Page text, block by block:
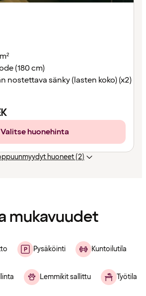
(180 cm)
nostettava sänky (lasten koko) (x2)
Valitse huonehinta
huoneet (2)
mukavuudet
Pysäköinti Kuntoilutila
Lemmikit sallittu Työtila